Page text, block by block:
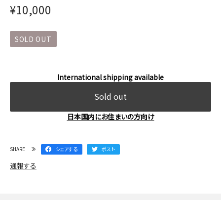
¥10,000
SOLD OUT
International shipping available
Sold out
日本国内にお住まいの方向け
SHARE シェアする ポスト
通報する